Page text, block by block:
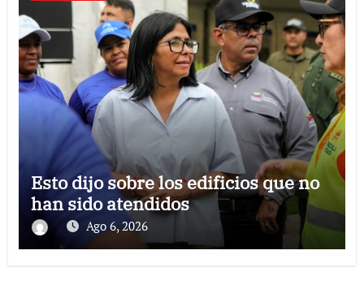
Esto dijo sobre los edificios que no
han sido atendidos
Ago 6, 2026